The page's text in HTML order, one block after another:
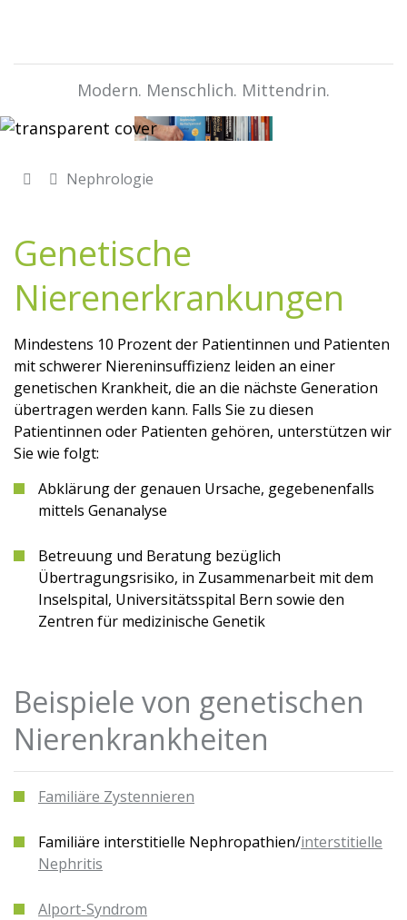
Modern. Menschlich. Mittendrin.
Nephrologie
Genetische
Nierenerkrankungen
Mindestens 10 Prozent der Patientinnen und Patienten
mit schwerer Niereninsuffizienz leiden an einer
genetischen Krankheit, die an die nächste Generation
übertragen werden kann. Falls Sie zu diesen
Patientinnen oder Patienten gehören, unterstützen wir
Sie wie folgt:
Abklärung der genauen Ursache, gegebenenfalls
mittels Genanalyse
Betreuung und Beratung bezüglich
Übertragungsrisiko, in Zusammenarbeit mit dem
Inselspital, Universitätsspital Bern sowie den
Zentren für medizinische Genetik
Beispiele von genetischen
Nierenkrankheiten
Familiäre Zystennieren
Familiäre interstitielle Nephropathien/interstitielle
Nephritis
Alport-Syndrom